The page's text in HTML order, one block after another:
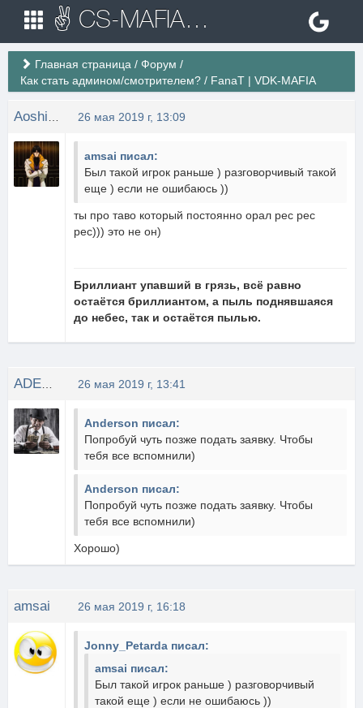
✌ CS-MAFIA.RU ✌ Игровые сервера Counter Strike 1.6
Главная страница / Форум /
Как стать админом/смотрителем? / FanaT | VDK-MAFIA
26 мая 2019 г, 13:09
amsai писал:
Был такой игрок раньше ) разговорчивый такой
еще ) если не ошибаюсь ))
ты про таво который постоянно орал рес рес
рес))) это не он)
Бриллиант упавший в грязь, всё равно
остаётся бриллиантом, а пыль поднявшаяся
до небес, так и остаётся пылью.
26 мая 2019 г, 13:41
Anderson писал:
Попробуй чуть позже подать заявку. Чтобы
тебя все вспомнили)
Anderson писал:
Попробуй чуть позже подать заявку. Чтобы
тебя все вспомнили)
Хорошо)
amsai 26 мая 2019 г, 16:18
Jonny_Petarda писал:
amsai писал:
Был такой игрок раньше ) разговорчивый
такой еще ) если не ошибаюсь ))